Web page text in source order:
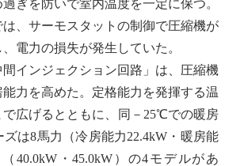
ぎを防いで室内温度を一定に保つ。
、サーモスタットの制御で圧縮機が
電力の損失が発生していた。
インジェクション回路」は、圧縮機
力を高めた。定格能力を発揮する温
広げるとともに、同－25℃での暖房
は8馬力（冷房能力22.4kW・暖房能
40.0kW・45.0kW）の4モデルがあ